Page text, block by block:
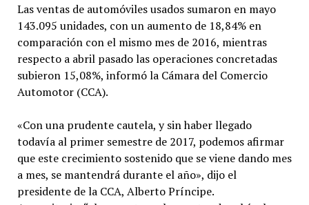
Las ventas de automóviles usados sumaron en mayo
143.095 unidades, con un aumento de 18,84% en
comparación con el mismo mes de 2016, mientras
respecto a abril pasado las operaciones concretadas
subieron 15,08%, informó la Cámara del Comercio
Automotor (CCA).
«Con una prudente cautela, y sin haber llegado
todavía al primer semestre de 2017, podemos afirmar
que este crecimiento sostenido que se viene dando mes
a mes, se mantendrá durante el año», dijo el
presidente de la CCA, Alberto Príncipe.